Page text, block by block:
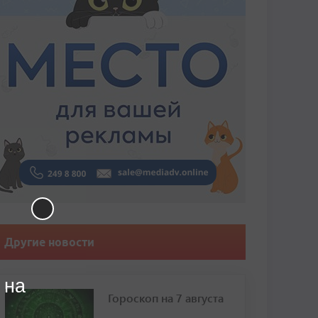
Другие новости
Гороскоп на 7 августа